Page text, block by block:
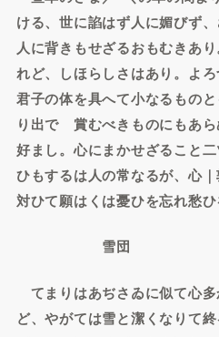
ける、世に諂はず人に媚びず
人に背きもせざるおもむきあ
れど、しほらしさはあり。よろ
君子の体を具へて小なるもの
り出でゝ賞むべきものにもあ
好まし。心にまかせざること
ひもするは人の常なるが、心
対ひて願はくは憂ひを忘れ愁ひ
雪団
てまりはあぢさゐに似て心
ど、やがては雪と潔くなりて